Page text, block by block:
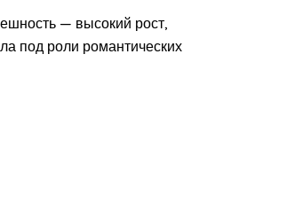
— высокий рост,
под роли романтических